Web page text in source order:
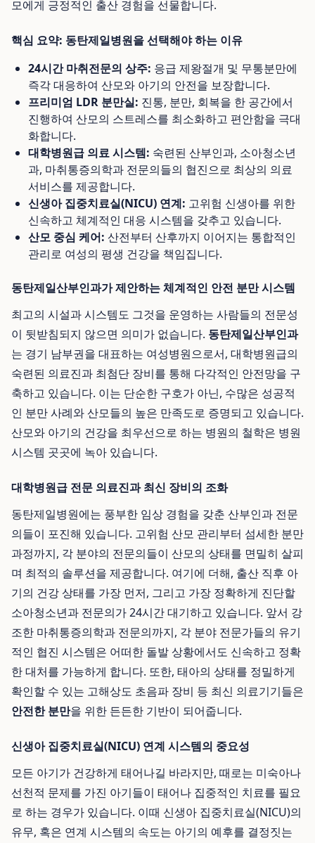
모에게 긍정적인 출산 경험을 선물합니다.
핵심 요약: 동탄제일병원을 선택해야 하는 이유
24시간 마취전문의 상주: 응급 제왕절개 및 무통분만에
즉각 대응하여 산모와 아기의 안전을 보장합니다.
프리미엄 LDR 분만실: 진통, 분만, 회복을 한 공간에서
진행하여 산모의 스트레스를 최소화하고 편안함을 극대
화합니다.
대학병원급 의료 시스템: 숙련된 산부인과, 소아청소년
과, 마취통증의학과 전문의들의 협진으로 최상의 의료
서비스를 제공합니다.
신생아 집중치료실(NICU) 연계: 고위험 신생아를 위한
신속하고 체계적인 대응 시스템을 갖추고 있습니다.
산모 중심 케어: 산전부터 산후까지 이어지는 통합적인
관리로 여성의 평생 건강을 책임집니다.
동탄제일산부인과가 제안하는 체계적인 안전 분만 시스템
최고의 시설과 시스템도 그것을 운영하는 사람들의 전문성
이 뒷받침되지 않으면 의미가 없습니다. 동탄제일산부인과
는 경기 남부권을 대표하는 여성병원으로서, 대학병원급의
숙련된 의료진과 최첨단 장비를 통해 다각적인 안전망을 구
축하고 있습니다. 이는 단순한 구호가 아닌, 수많은 성공적
인 분만 사례와 산모들의 높은 만족도로 증명되고 있습니다.
산모와 아기의 건강을 최우선으로 하는 병원의 철학은 병원
시스템 곳곳에 녹아 있습니다.
대학병원급 전문 의료진과 최신 장비의 조화
동탄제일병원에는 풍부한 임상 경험을 갖춘 산부인과 전문
의들이 포진해 있습니다. 고위험 산모 관리부터 섬세한 분만
과정까지, 각 분야의 전문의들이 산모의 상태를 면밀히 살피
며 최적의 솔루션을 제공합니다. 여기에 더해, 출산 직후 아
기의 건강 상태를 가장 먼저, 그리고 가장 정확하게 진단할
소아청소년과 전문의가 24시간 대기하고 있습니다. 앞서 강
조한 마취통증의학과 전문의까지, 각 분야 전문가들의 유기
적인 협진 시스템은 어떠한 돌발 상황에서도 신속하고 정확
한 대처를 가능하게 합니다. 또한, 태아의 상태를 정밀하게
확인할 수 있는 고해상도 초음파 장비 등 최신 의료기기들은
안전한 분만을 위한 든든한 기반이 되어줍니다.
신생아 집중치료실(NICU) 연계 시스템의 중요성
모든 아기가 건강하게 태어나길 바라지만, 때로는 미숙아나
선천적 문제를 가진 아기들이 태어나 집중적인 치료를 필요
로 하는 경우가 있습니다. 이때 신생아 집중치료실(NICU)의
유무, 혹은 연계 시스템의 속도는 아기의 예후를 결정짓는